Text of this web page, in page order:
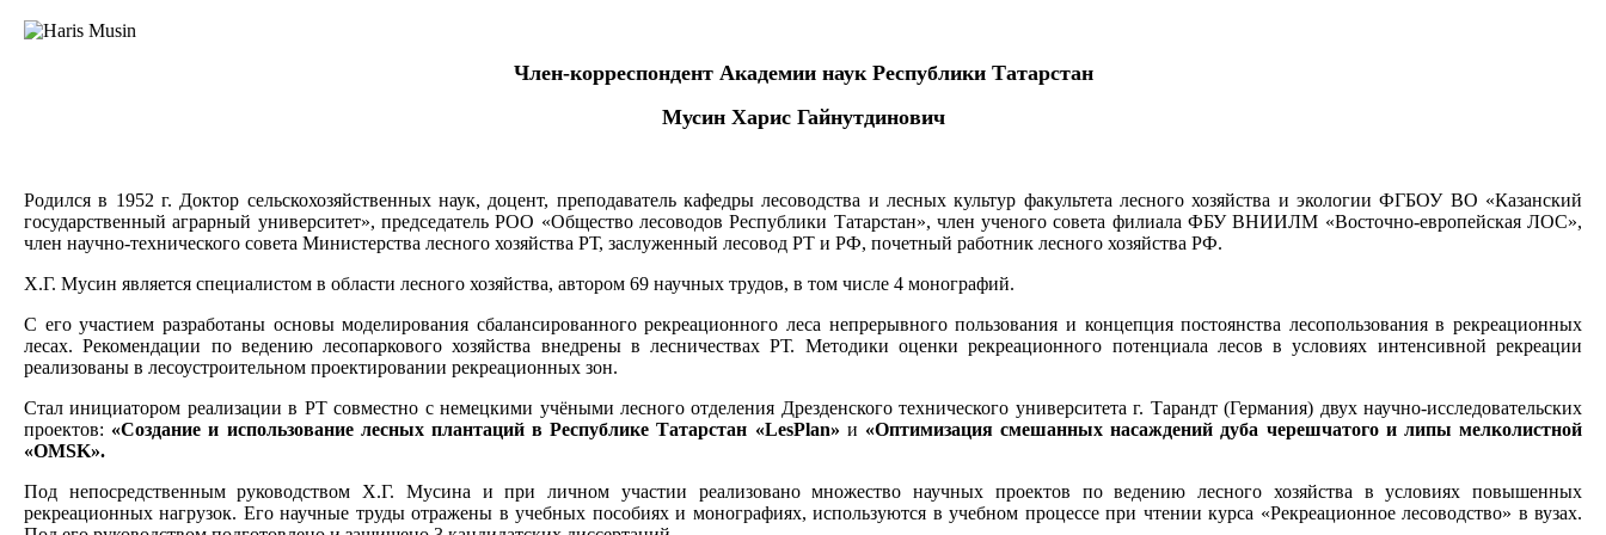
Член-корреспондент Академии наук Республики Татарстан
Мусин Харис Гайнутдинович
Родился в 1952 г. Доктор сельскохозяйственных наук, доцент, преподаватель кафедры лесоводства и лесных культур факультета лесного хозяйства и экологии ФГБОУ ВО «Казанский
государственный аграрный университет», председатель РОО «Общество лесоводов Республики Татарстан», член ученого совета филиала ФБУ ВНИИЛМ «Восточно-европейская ЛОС»,
член научно-технического совета Министерства лесного хозяйства РТ, заслуженный лесовод РТ и РФ, почетный работник лесного хозяйства РФ.
Х.Г. Мусин является специалистом в области лесного хозяйства, автором 69 научных трудов, в том числе 4 монографий.
С его участием разработаны основы моделирования сбалансированного рекреационного леса непрерывного пользования и концепция постоянства лесопользования в рекреационных
лесах. Рекомендации по ведению лесопаркового хозяйства внедрены в лесничествах РТ. Методики оценки рекреационного потенциала лесов в условиях интенсивной рекреации
реализованы в лесоустроительном проектировании рекреационных зон.
Стал инициатором реализации в РТ совместно с немецкими учёными лесного отделения Дрезденского технического университета г. Тарандт (Германия) двух научно-исследовательских
проектов: «Создание и использование лесных плантаций в Республике Татарстан «LesPlan» и «Оптимизация смешанных насаждений дуба черешчатого и липы мелколистной
«OMSK».
Под непосредственным руководством Х.Г. Мусина и при личном участии реализовано множество научных проектов по ведению лесного хозяйства в условиях повышенных
рекреационных нагрузок. Его научные труды отражены в учебных пособиях и монографиях, используются в учебном процессе при чтении курса «Рекреационное лесоводство» в вузах.